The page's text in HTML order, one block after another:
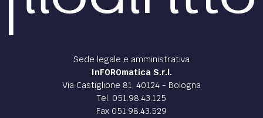
Sede legale e amministrativa
InFOROmatica S.r.l.
Via Castiglione 81, 40124 - Bologna
Tel. 051.98.43.125
Fax 051.98.43.529